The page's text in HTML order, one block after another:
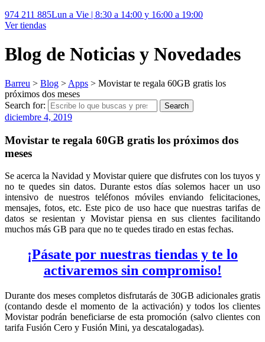
974 211 885Lun a Vie | 8:30 a 14:00 y 16:00 a 19:00
Ver tiendas
Blog de Noticias y Novedades
Barreu > Blog > Apps > Movistar te regala 60GB gratis los
próximos dos meses
Search for:
Search
diciembre 4, 2019
Movistar te regala 60GB gratis los próximos dos
meses
Se acerca la Navidad y Movistar quiere que disfrutes con los tuyos y
no te quedes sin datos. Durante estos días solemos hacer un uso
intensivo de nuestros teléfonos móviles enviando felicitaciones,
mensajes, fotos, etc. Este pico de uso hace que nuestras tarifas de
datos se resientan y Movistar piensa en sus clientes facilitando
muchos más GB para que no te quedes tirado en estas fechas.
¡Pásate por nuestras tiendas y te lo
activaremos sin compromiso!
Durante dos meses completos disfrutarás de 30GB adicionales gratis
(contando desde el momento de la activación) y todos los clientes
Movistar podrán beneficiarse de esta promoción (salvo clientes con
tarifa Fusión Cero y Fusión Mini, ya descatalogadas).